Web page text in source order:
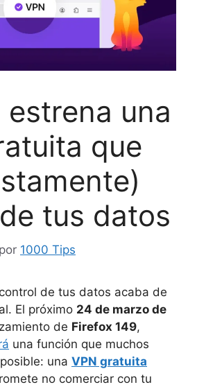
estrena una
que
tus datos
por 1000 Tips
de tus datos acaba de
El próximo 24 de marzo de
de Firefox 149,
una función que muchos
una VPN gratuita
no comerciar con tu